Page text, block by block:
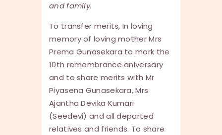
and family.
To transfer merits, In loving
memory of loving mother Mrs
Prema Gunasekara to mark the
10th remembrance aniversary
and to share merits with Mr
Piyasena Gunasekara, Mrs
Ajantha Devika Kumari
(Seedevi) and all departed
relatives and friends. To share